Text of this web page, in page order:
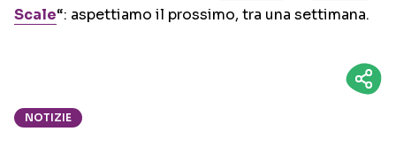
Scale“: aspettiamo il prossimo, tra una settimana.
NOTIZIE